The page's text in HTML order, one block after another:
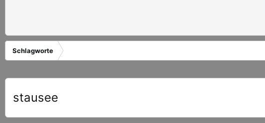
Schlagworte
stausee